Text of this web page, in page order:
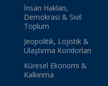
İnsan Hakları,
Demokrasi & Sivil
Toplum
Jeopolitik, Lojistik &
Ulaştırma Koridorları
Küresel Ekonomi &
Kalkınma